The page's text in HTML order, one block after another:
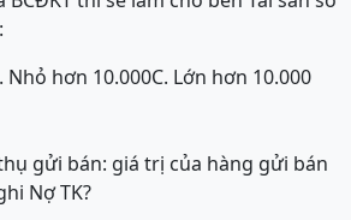
Nhỏ hơn 10.000C. Lớn hơn 10.000
gửi bán: giá trị của hàng gửi bán
Nợ TK?